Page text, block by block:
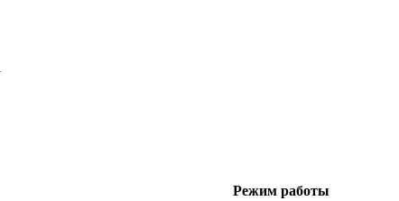
Режим работы